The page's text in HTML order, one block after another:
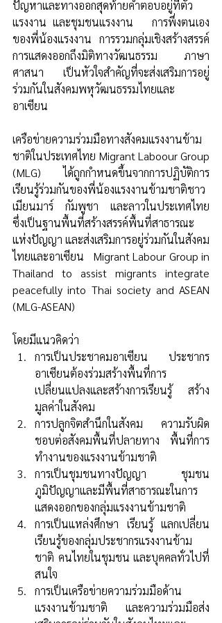
ปัญหาและทางออกสุดท้ายคำตอบอยู่ที่ตัว
แรงงาน และชุมชนแรงงาน   การพึ่งตนเอง
ของพี่น้องแรงงาน  การรวมกลุ่มเชิงสร้างสรรค์
การแสดงออกถึงมิติทางวัฒนธรรม  ภาษา
ศาสนา เป็นหัวใจสำคัญที่จะส่งเสริมการอยู่
ร่วมกันในสังคมพหุวัฒนธรรมไทยและ
อาเซียน​
เครือข่ายความร่วมมือทางสังคมแรงงานข้าม
ชาติในประเทศไทย Migrant Laboour Group
(MLG)  ได้ถูกกำหนดขึ้นจากการปฏิบัติการ
เรียนรู้ร่วมกันของพี่น้องแรงงานข้ามชาติชาว
เมียนมาร์  กัมพูชา  และลาวในประเทศไทย
ซึ่งเป็นฐานพื้นที่สร้างสรรค์พื้นที่สาธารณะ
แห่งปัญญา และส่งเสริมการอยู่ร่วมกันในสังคม
ไทยและอาเซียน   Migrant Labour Group in
Thailand to assist migrants integrate
peacefully into Thai society and ASEAN
(MLG-ASEAN)
โดยมีแนวคิดว่า
การเป็นประชาคมอาเซียน ประชากร
อาเซียนต้องร่วมสร้างพื้นที่การ
เปลี่ยนแปลงและสร้างการเรียนรู้ สร้าง
มูลค่าในสังคม
การปลูกจิตสำนึกในสังคม ความรับผิด
ชอบต่อสังคมพื้นที่ปลายทาง พื้นที่การ
ทำงานของแรงงานข้ามชาติ
การเป็นชุมชนทางปัญญา  ชุมชน
ภูมิปัญญาและมีพื้นที่สาธารณะในการ
แสดงออกของกลุ่มแรงงานข้ามชาติ
การเป็นแหล่งศึกษา เรียนรู้ แลกเปลี่ยน
เรียนรู้ของกลุ่มประชากรแรงงานข้าม
ชาติ คนไทยในชุมชน และบุคคลทั่วไปที่
สนใจ
การเป็นเครือข่ายความร่วมมือด้าน
แรงงานข้ามชาติ และความร่วมมือส่ง